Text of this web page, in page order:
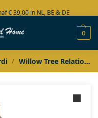
€ 39,00 in NL, BE & DE
0
/ Willow Tree Relationships